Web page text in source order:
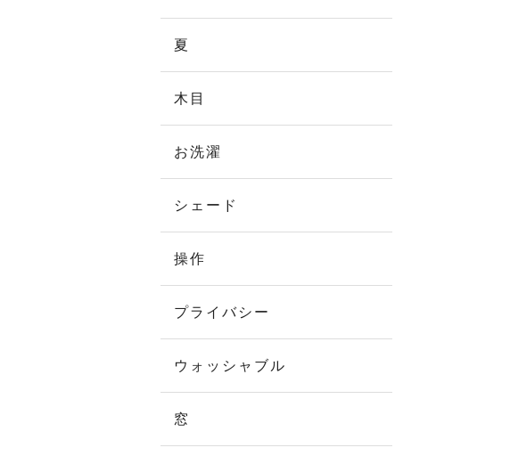
夏
木目
お洗濯
シェード
操作
プライバシー
ウォッシャブル
窓